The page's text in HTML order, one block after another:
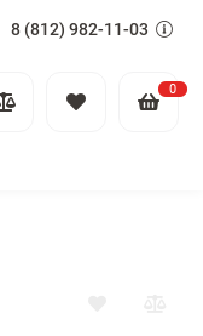
8 (812) 982-11-03
0